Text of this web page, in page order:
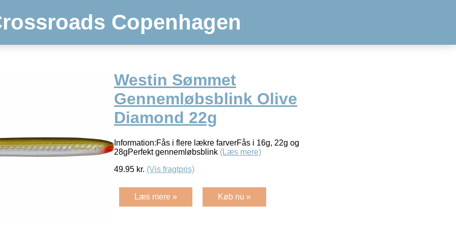
Copenhagen
Westin Sømmet
Gennemløbsblink Olive
Diamond 22g
Information:Fås i flere lækre farverFås i 16g, 22g og
28gPerfekt gennemløbsblink (Læs mere)
49.95 kr. (Vis fragtpris)
Læs mere » Køb nu »